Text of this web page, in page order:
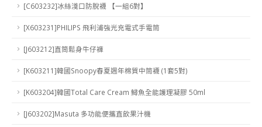
[C603232]冰絲淺口防脫襪 【一組6對】
[X603231]PHILIPS 飛利浦強光充電式手電筒
[J603212]直筒鬆身牛仔褲
[K603211]韓國Snoopy春夏週年棉質中筒襪 (1套5對)
[K603204]韓國Total Care Cream 鱘魚全能護理凝膠 50ml
[J603202]Masuta 多功能便攜直飲果汁機